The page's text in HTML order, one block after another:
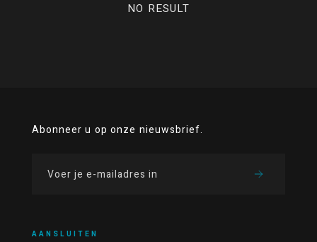
NO RESULT
Abonneer u op onze nieuwsbrief.
AANSLUITEN